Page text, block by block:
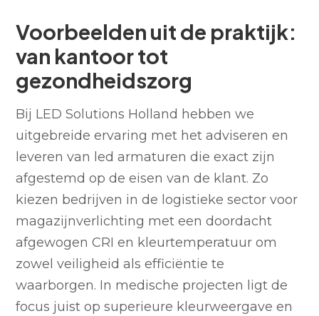
Voorbeelden uit de praktijk:
van kantoor tot
gezondheidszorg
Bij LED Solutions Holland hebben we
uitgebreide ervaring met het adviseren en
leveren van led armaturen die exact zijn
afgestemd op de eisen van de klant. Zo
kiezen bedrijven in de logistieke sector voor
magazijnverlichting met een doordacht
afgewogen CRI en kleurtemperatuur om
zowel veiligheid als efficiëntie te
waarborgen. In medische projecten ligt de
focus juist op superieure kleurweergave en